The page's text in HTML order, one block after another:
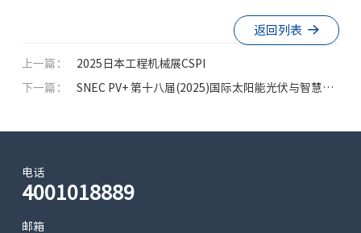
返回列表
上一篇： 2025日本工程机械展CSPI
下一篇： SNEC PV+ 第十八届(2025)国际太阳能光伏与智慧能
电话
4001018889
邮箱